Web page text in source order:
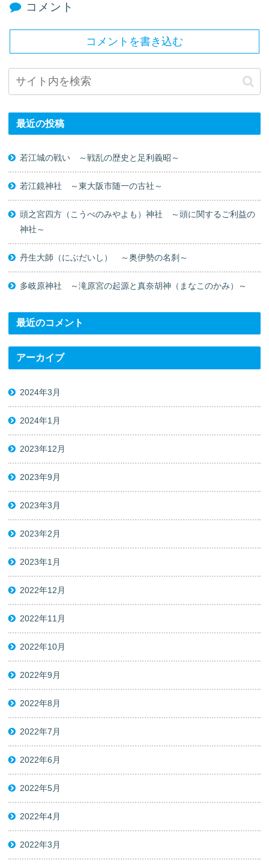
コメント
コメントを書き込む
最近の投稿
若江城の戦い ～戦乱の歴史と足利義昭～
若江鏡神社 ～東大阪市随一の古社～
頭之宮四方（こうべのみやよも）神社 ～頭に関するご利益の
神社～
丹生大師（にぶだいし） ～奥伊勢の名刹～
多岐原神社 ～滝原宮の起源と真奈胡神（まなこのかみ）～
最近のコメント
アーカイブ
2024年3月
2024年1月
2023年12月
2023年9月
2023年3月
2023年2月
2023年1月
2022年12月
2022年11月
2022年10月
2022年9月
2022年8月
2022年7月
2022年6月
2022年5月
2022年4月
2022年3月